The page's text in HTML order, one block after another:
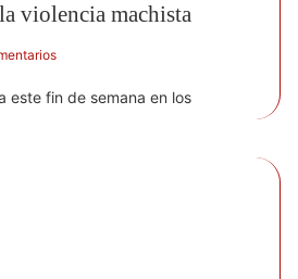
violencia machista
este fin de semana en los